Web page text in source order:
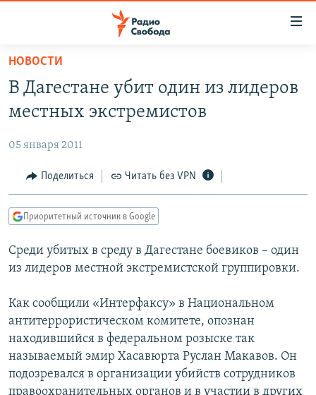
упрощенного
доступа
основному
Вернутся
главной
навигации
Вернутся
ПОДКАСТЫ
АВТОРСКИЕ ПРОЕКТЫ
ЦИТАТЫ СВОБОДЫ
МНЕНИЯ
IDEL.РЕАЛИИ
КАВКАЗ.РЕАЛИИ
СЕВЕР.РЕАЛИИ
СИБИРЬ.РЕАЛИИ
РАСПИСАНИЕ ВЕЩАНИЯ
ПОДПИШИТЕСЬ НА РАССЫЛКУ
СОЦИАЛЬНЫЕ СЕТИ
НОВОСТИ
В Дагестане убит один из лидеров
местных экстремистов
05 января 2011
Поделиться Читать без VPN
Приоритетный источник в Google
Среди убитых в среду в Дагестане боевиков – один
из лидеров местной экстремистской группировки.
Как сообщили «Интерфаксу» в Национальном
антитеррористическом комитете, опознан
находившийся в федеральном розыске так
называемый эмир Хасавюрта Руслан Макавов. Он
подозревался в организации убийств сотрудников
правоохранительных органов и в участии в других